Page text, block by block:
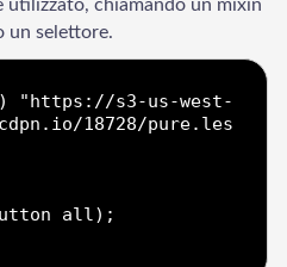
utilizzato, chiamando un mixin
un selettore.
"https://s3-us-west-
18728/pure.les